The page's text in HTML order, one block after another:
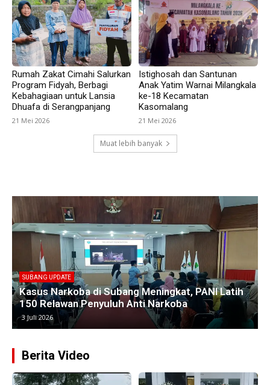
SUBANG UPDATE
Empat Kades di Blanakan Bahas Penataan Batas
Kawasan Hutan untuk Revitalisasi Tambak
Pantura
25 Juni 2026
Berita Video
Rumah Zakat Cimahi Salurkan
Program Fidyah, Berbagi
Kebahagiaan untuk Lansia
Dhuafa di Serangpanjang
21 Mei 2026
Istighosah dan Santunan
Anak Yatim Warnai Milangkala
ke-18 Kecamatan
Kasomalang
21 Mei 2026
Muat lebih banyak